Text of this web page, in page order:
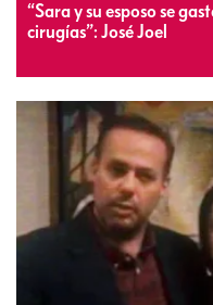
“Sara y su esposo se
cirugías”: José Joel